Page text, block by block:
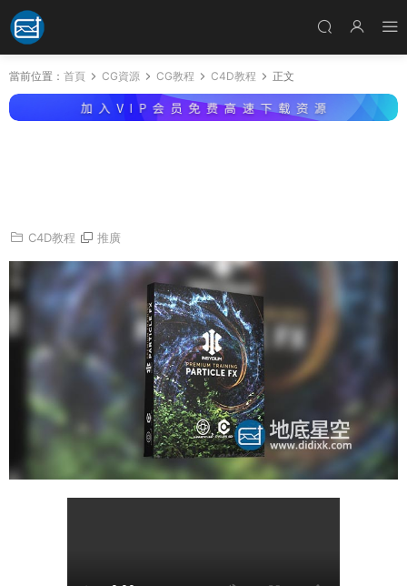
當前位置： 首頁 CG資源 CG教程 C4D教程 正文
C4D教程 推廣